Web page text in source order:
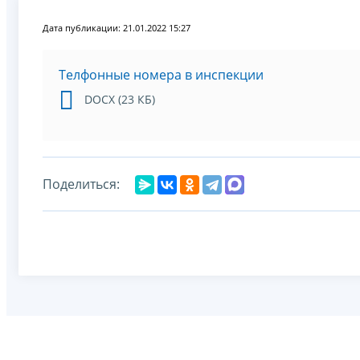
Дата публикации: 21.01.2022 15:27
Телфонные номера в инспекции
DOCX (23 КБ)
Поделиться: